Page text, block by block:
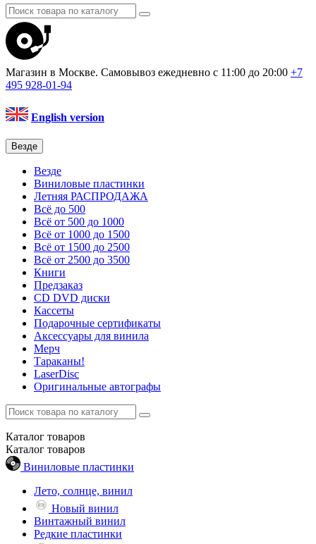
Магазин в Москве. Самовывоз ежедневно с 11:00 до 20:00 +7
495 928-01-94
English version
Везде
Везде
Виниловые пластинки
Летняя РАСПРОДАЖА
Всё до 500
Всё от 500 до 1000
Всё от 1000 до 1500
Всё от 1500 до 2500
Всё от 2500 до 3500
Книги
Предзаказ
CD DVD диски
Кассеты
Подарочные сертификаты
Аксессуары для винила
Мерч
Тараканы!
LaserDisc
Оригинальные автографы
Каталог товаров
Каталог товаров
Виниловые пластинки
Лето, солнце, винил
Новый винил
Винтажный винил
Редкие пластинки